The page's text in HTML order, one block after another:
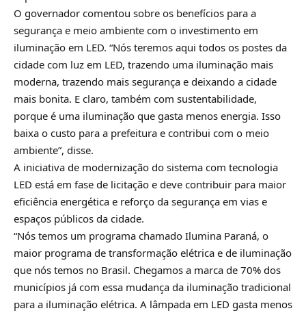
O governador comentou sobre os benefícios para a
segurança e meio ambiente com o investimento em
iluminação em LED. “Nós teremos aqui todos os postes da
cidade com luz em LED, trazendo uma iluminação mais
moderna, trazendo mais segurança e deixando a cidade
mais bonita. E claro, também com sustentabilidade,
porque é uma iluminação que gasta menos energia. Isso
baixa o custo para a prefeitura e contribui com o meio
ambiente”, disse.
A iniciativa de modernização do sistema com tecnologia
LED está em fase de licitação e deve contribuir para maior
eficiência energética e reforço da segurança em vias e
espaços públicos da cidade.
“Nós temos um programa chamado Ilumina Paraná, o
maior programa de transformação elétrica e de iluminação
que nós temos no Brasil. Chegamos a marca de 70% dos
municípios já com essa mudança da iluminação tradicional
para a iluminação elétrica. A lâmpada em LED gasta menos